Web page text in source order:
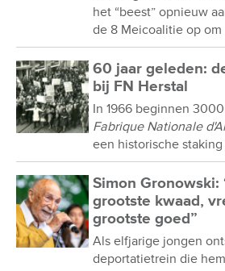
het “beest” opnieuw
de 8 Meicoalitie op
60 jaar geleden:
bij FN Herstal
In 1966 beginnen
Fabrique Nationale
een historische
Simon Gronowski:
grootste kwaad,
grootste goed”
Als elfjarige jongen
deportatietrein die